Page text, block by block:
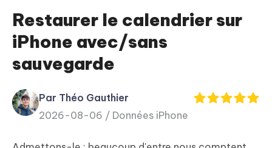
for iOS
PDNob
PDF
New
Restaurer le calendrier sur
iPhone avec/sans
sauvegarde
Par Théo Gauthier
2026-08-06 / Données iPhone